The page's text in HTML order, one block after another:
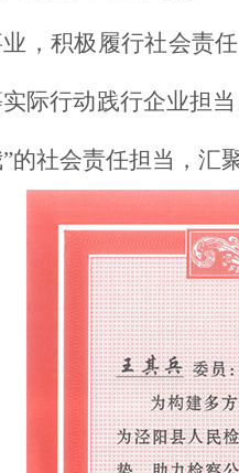
，积极履行社会责
际行动践行企业担
的社会责任担当，汇